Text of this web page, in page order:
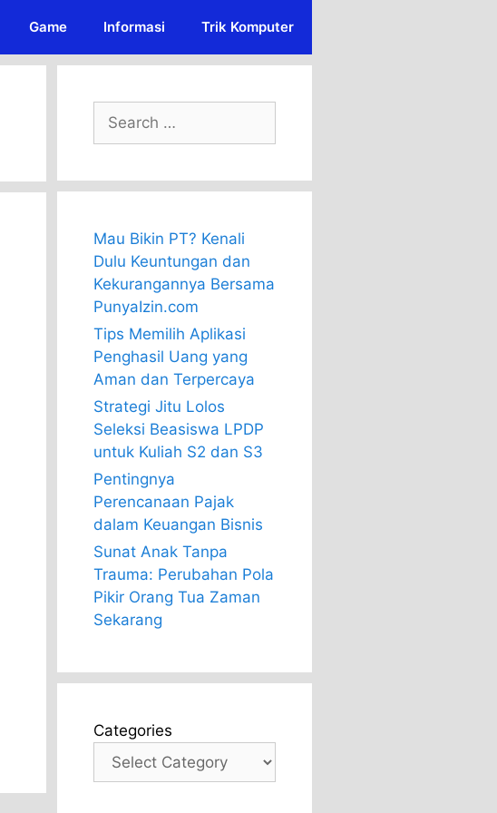
Game Informasi Trik Komputer
Search
for:
Mau Bikin PT? Kenali
Dulu Keuntungan dan
Kekurangannya Bersama
PunyaIzin.com
Tips Memilih Aplikasi
Penghasil Uang yang
Aman dan Terpercaya
Strategi Jitu Lolos
Seleksi Beasiswa LPDP
untuk Kuliah S2 dan S3
Pentingnya
Perencanaan Pajak
dalam Keuangan Bisnis
Sunat Anak Tanpa
Trauma: Perubahan Pola
Pikir Orang Tua Zaman
Sekarang
Categories